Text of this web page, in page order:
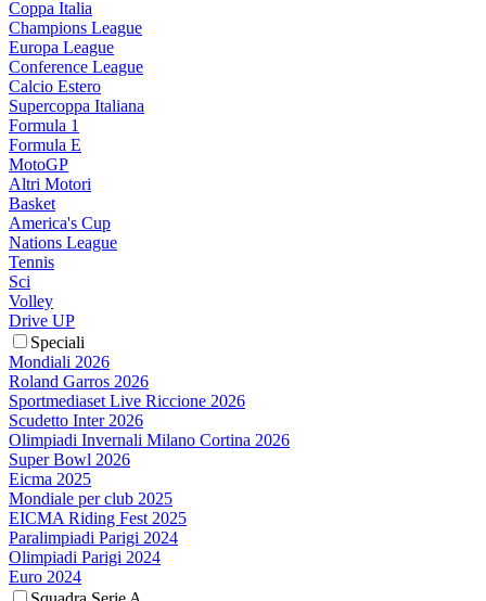
Coppa Italia
Champions League
Europa League
Conference League
Calcio Estero
Supercoppa Italiana
Formula 1
Formula E
MotoGP
Altri Motori
Basket
America's Cup
Nations League
Tennis
Sci
Volley
Drive UP
Speciali
Mondiali 2026
Roland Garros 2026
Sportmediaset Live Riccione 2026
Scudetto Inter 2026
Olimpiadi Invernali Milano Cortina 2026
Super Bowl 2026
Eicma 2025
Mondiale per club 2025
EICMA Riding Fest 2025
Paralimpiadi Parigi 2024
Olimpiadi Parigi 2024
Euro 2024